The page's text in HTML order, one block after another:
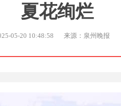
夏花绚烂
05-20 10:48:58 来源：泉州晚报